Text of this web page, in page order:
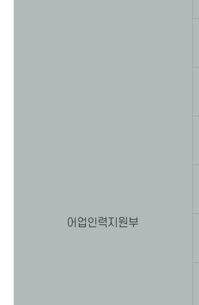
어업인력지원부